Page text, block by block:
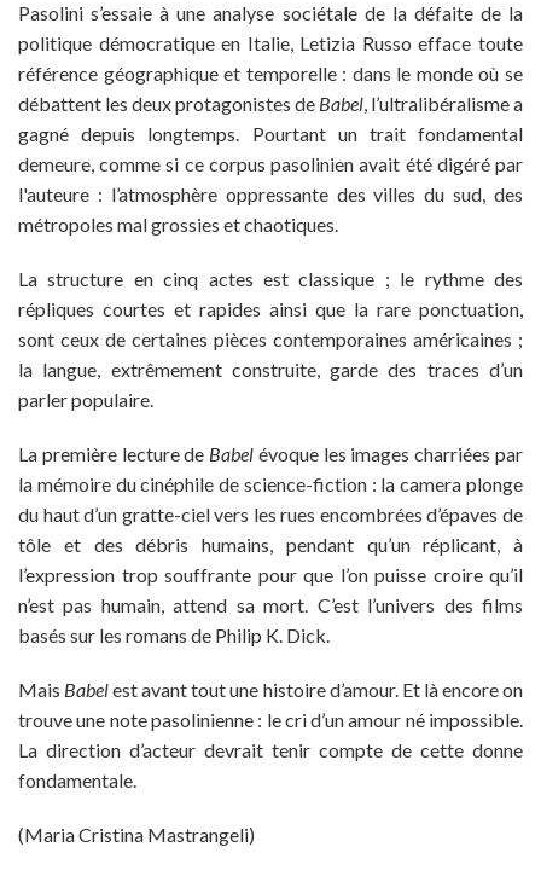
Pasolini s’essaie à une analyse sociétale de la défaite de la
politique démocratique en Italie, Letizia Russo efface toute
référence géographique et temporelle : dans le monde où se
débattent les deux protagonistes de Babel, l’ultralibéralisme a
gagné depuis longtemps. Pourtant un trait fondamental
demeure, comme si ce corpus pasolinien avait été digéré par
l'auteure : l’atmosphère oppressante des villes du sud, des
métropoles mal grossies et chaotiques.
La structure en cinq actes est classique ; le rythme des
répliques courtes et rapides ainsi que la rare ponctuation,
sont ceux de certaines pièces contemporaines américaines ;
la langue, extrêmement construite, garde des traces d’un
parler populaire.
La première lecture de Babel évoque les images charriées par
la mémoire du cinéphile de science-fiction : la camera plonge
du haut d’un gratte-ciel vers les rues encombrées d’épaves de
tôle et des débris humains, pendant qu’un réplicant, à
l’expression trop souffrante pour que l’on puisse croire qu’il
n’est pas humain, attend sa mort. C’est l’univers des films
basés sur les romans de Philip K. Dick.
Mais Babelest avant tout une histoire d’amour. Et là encore on
trouve une note pasolinienne : le cri d’un amour né impossible.
La direction d’acteur devrait tenir compte de cette donne
fondamentale.
(Maria Cristina Mastrangeli)